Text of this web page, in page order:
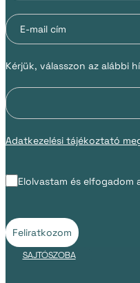
Kérjük, válasszon az alábbi
Adatkezelési tájékoztató
Elolvastam és
Feliratkozom
SAJTÓSZOBA